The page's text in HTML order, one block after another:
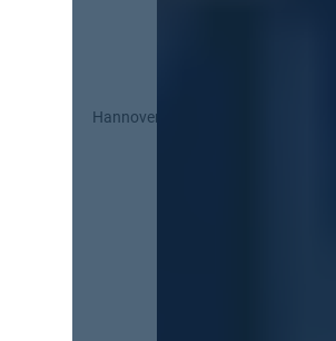
Hannover